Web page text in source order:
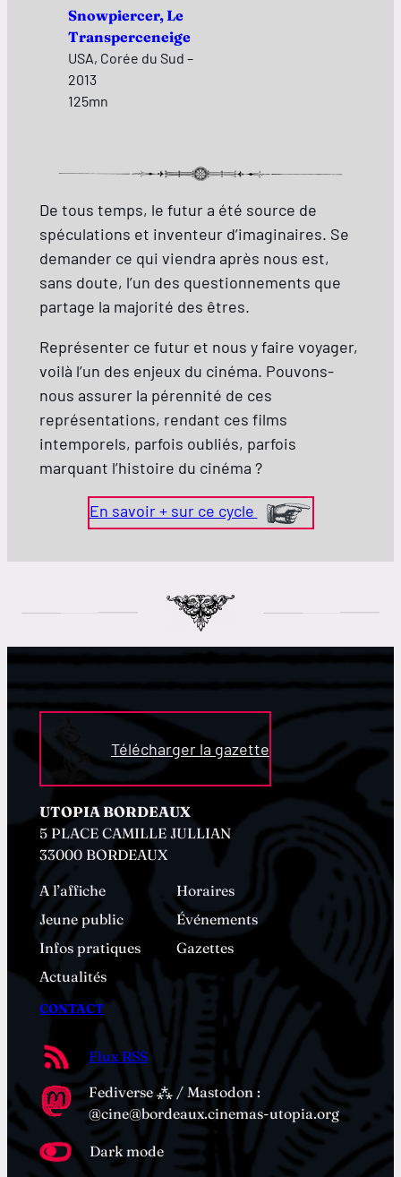
Snowpiercer, Le
Transperceneige
USA, Corée du Sud –
2013
125mn
De tous temps, le futur a été source de
spéculations et inventeur d’imaginaires. Se
demander ce qui viendra après nous est,
sans doute, l’un des questionnements que
partage la majorité des êtres.
Représenter ce futur et nous y faire voyager,
voilà l’un des enjeux du cinéma. Pouvons-
nous assurer la pérennité de ces
représentations, rendant ces films
intemporels, parfois oubliés, parfois
marquant l’histoire du cinéma ?
En savoir + sur ce cycle
Télécharger la gazette
UTOPIA BORDEAUX
5 PLACE CAMILLE JULLIAN
33000 BORDEAUX
A l’affiche
Horaires
Jeune public
Événements
Infos pratiques
Gazettes
Actualités
CONTACT
Flux RSS
Fediverse ⁂ / Mastodon :
@cine@bordeaux.cinemas-utopia.org
Dark mode